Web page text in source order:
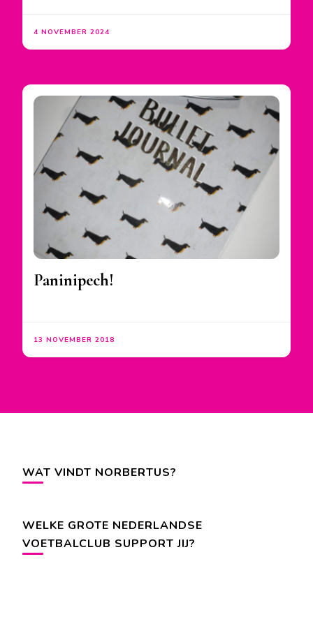
4 NOVEMBER 2024
Paninipech!
13 NOVEMBER 2018
WAT VINDT NORBERTUS?
WELKE GROTE NEDERLANDSE
VOETBALCLUB SUPPORT JIJ?